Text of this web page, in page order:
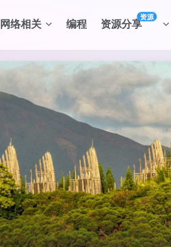
网络相关 编程 资源分享资源